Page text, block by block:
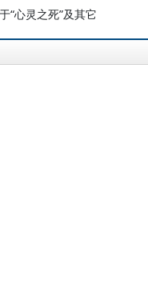
心灵之死”及其它